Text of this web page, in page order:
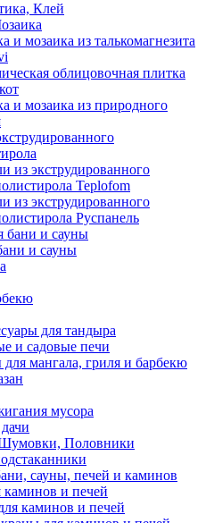
Клей
и мозаика из талькомагнезита
облицовочная плитка
и мозаика из природного
из экструдированного
Teplofom
из экструдированного
Руспанель
бани и сауны
и сауны
для тандыра
и садовые печи
для мангала, гриля и барбекю
мусора
Половники
сауны, печей и каминов
и печей
каминов и печей